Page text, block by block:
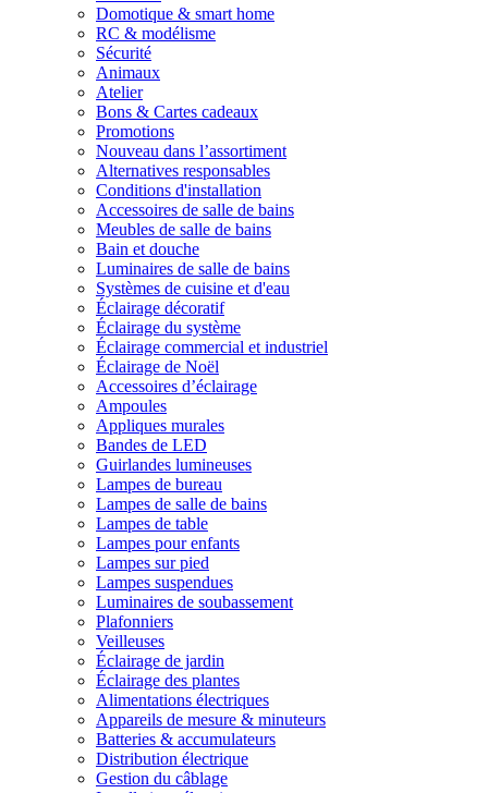
Domotique & smart home
RC & modélisme
Sécurité
Animaux
Atelier
Bons & Cartes cadeaux
Promotions
Nouveau dans l’assortiment
Alternatives responsables
Conditions d'installation
Accessoires de salle de bains
Meubles de salle de bains
Bain et douche
Luminaires de salle de bains
Systèmes de cuisine et d'eau
Éclairage décoratif
Éclairage du système
Éclairage commercial et industriel
Éclairage de Noël
Accessoires d’éclairage
Ampoules
Appliques murales
Bandes de LED
Guirlandes lumineuses
Lampes de bureau
Lampes de salle de bains
Lampes de table
Lampes pour enfants
Lampes sur pied
Lampes suspendues
Luminaires de soubassement
Plafonniers
Veilleuses
Éclairage de jardin
Éclairage des plantes
Alimentations électriques
Appareils de mesure & minuteurs
Batteries & accumulateurs
Distribution électrique
Gestion du câblage